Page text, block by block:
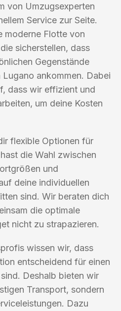
von Umzugsexperten
Service zur Seite.
moderne Flotte von
sicherstellen, dass
Gegenstände
ankommen. Dabei
dass wir effizient und
um deine Kosten
flexible Optionen für
die Wahl zwischen
und
deine individuellen
sind. Wir beraten dich
die optimale
nicht zu strapazieren.
wissen wir, dass
entscheidend für einen
Deshalb bieten wir
Transport, sondern
Dazu